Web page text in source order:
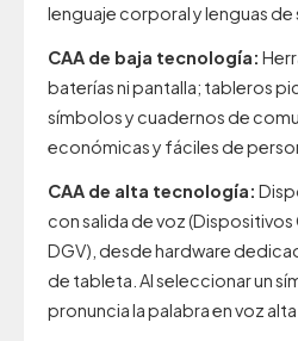
lenguaje corporal y lenguas de
CAA de baja tecnología:
baterías ni pantalla; tableros
símbolos y cuadernos de
económicas y fáciles de
CAA de alta tecnología:
con salida de voz (Dispositivos
DGV), desde hardware
de tableta. Al seleccionar un
pronuncia la palabra en voz alta.